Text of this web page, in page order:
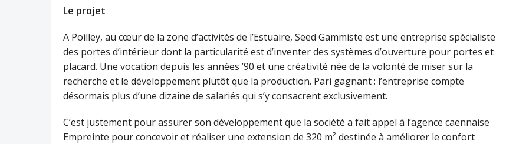
Le projet
A Poilley, au cœur de la zone d’activités de l’Estuaire, Seed Gammiste est une entreprise spécialiste
des portes d’intérieur dont la particularité est d’inventer des systèmes d’ouverture pour portes et
placard. Une vocation depuis les années ’90 et une créativité née de la volonté de miser sur la
recherche et le développement plutôt que la production. Pari gagnant : l’entreprise compte
désormais plus d’une dizaine de salariés qui s’y consacrent exclusivement.
C’est justement pour assurer son développement que la société a fait appel à l’agence caennaise
Empreinte pour concevoir et réaliser une extension de 320 m² destinée à améliorer le confort